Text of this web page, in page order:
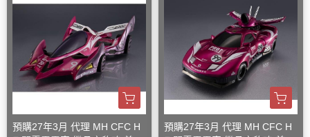
預購27年3月 代理 MH CFC H
預購27年3月 代理 MH CFC H